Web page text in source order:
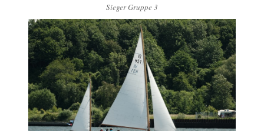
Sieger Gruppe 3